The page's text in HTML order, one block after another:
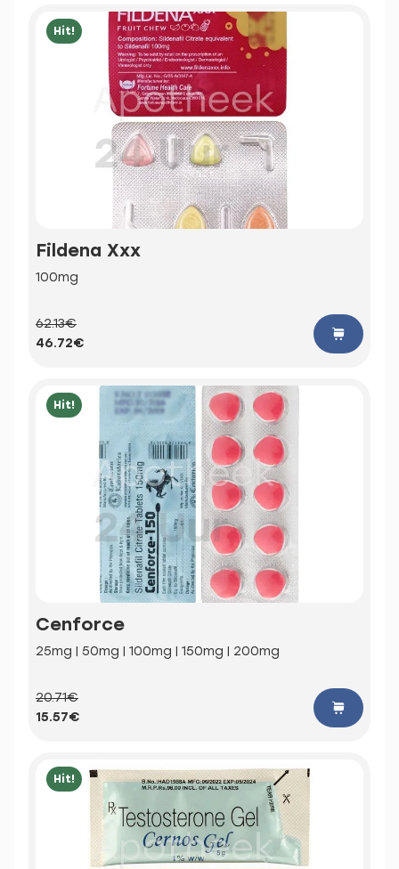
Hit!
Fildena Xxx
100mg
62.13€
46.72€
Hit!
Cenforce
25mg | 50mg | 100mg | 150mg | 200mg
20.71€
15.57€
Hit!